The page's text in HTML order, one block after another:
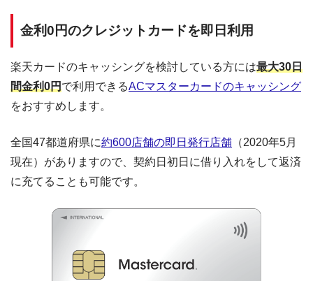
金利0円のクレジットカードを即日利用
楽天カードのキャッシングを検討している方には最大30日
間金利0円で利用できるACマスターカードのキャッシング
をおすすめします。
全国47都道府県に約600店舗の即日発行店舗 （2020年5月
現在）がありますので、契約日初日に借り入れをして返済
に充てることも可能です。